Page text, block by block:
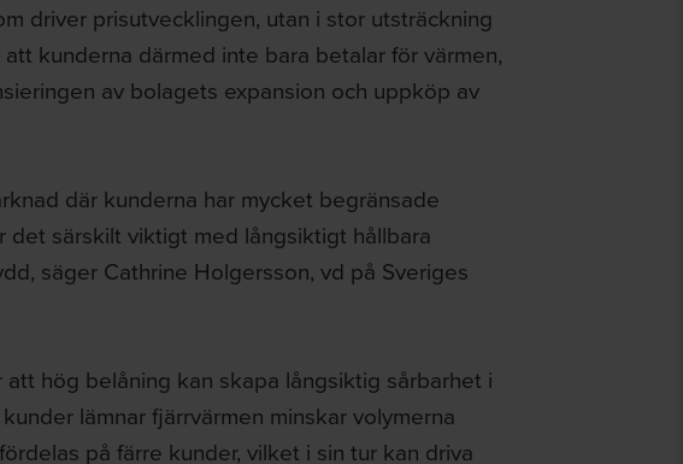
driver prisutvecklingen, utan i stor utsträckning
kunderna därmed inte bara betalar för värmen,
av bolagets expansion och uppköp av
där kunderna har mycket begränsade
det särskilt viktigt med långsiktigt hållbara
säger Cathrine Holgersson, vd på Sveriges
hög belåning kan skapa långsiktig sårbarhet i
lämnar fjärrvärmen minskar volymerna
på färre kunder, vilket i sin tur kan driva